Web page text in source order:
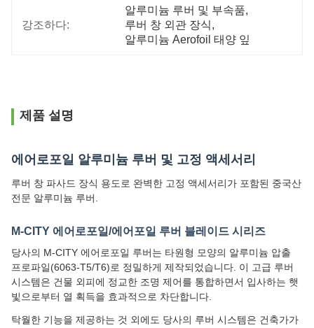
강조하다:
알루미늄 루버 및 부속품,
루버 창 외관 장식,
알루미늄 Aerofoil 태양 잎
제품 설명
에어로포일 알루미늄 루버 및 고정 액세서리
루버 창 파사드 장식 용도로 완벽한 고정 액세서리가 포함된 중국산
전문 알루미늄 루버.
M-CITY 에어로포일/에어포일 루버 블레이드 시리즈
당사의 M-CITY 에어로포일 루버는 타원형 모양의 알루미늄 압출
프로파일(6063-T5/T6)로 정밀하게 제작되었습니다. 이 고급 루버
시스템은 건물 외피에 정교한 조명 제어를 통합하면서 입사하는 햇
빛으로부터 열 획득을 효과적으로 차단합니다.
탁월한 기능을 제공하는 것 외에도 당사의 루버 시스템은 건축가가